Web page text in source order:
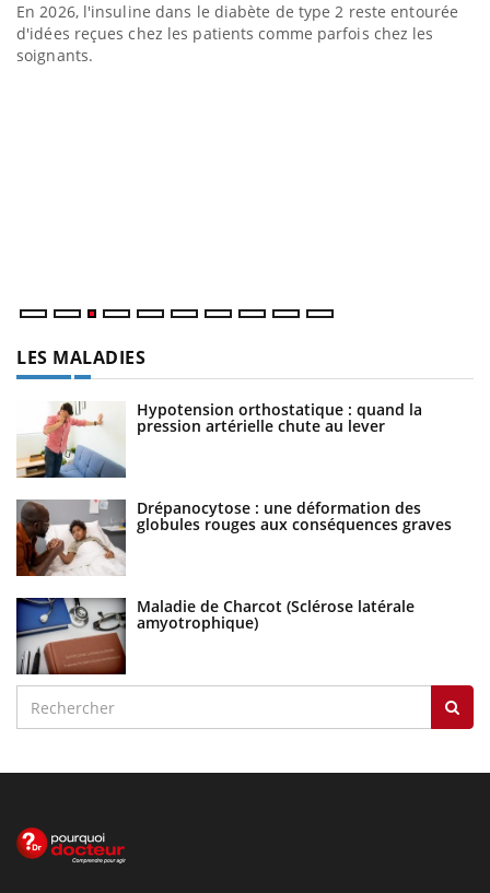
En 2026, l'insuline dans le diabète de type 2 reste entourée
d'idées reçues chez les patients comme parfois chez les
soignants.
LES MALADIES
Hypotension orthostatique : quand la
pression artérielle chute au lever
Drépanocytose : une déformation des
globules rouges aux conséquences graves
Maladie de Charcot (Sclérose latérale
amyotrophique)